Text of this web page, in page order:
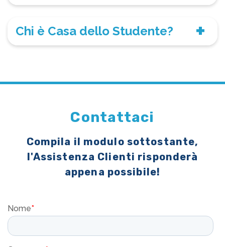
Chi è Casa dello Studente?
Contattaci
Compila il modulo sottostante,
l'Assistenza Clienti risponderà
appena possibile!